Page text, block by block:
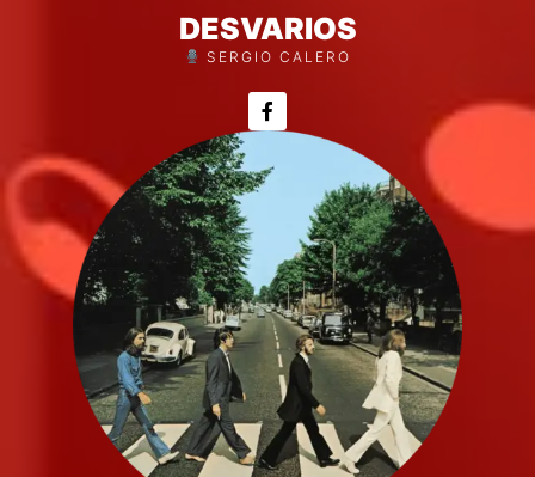
DESVARIOS
SERGIO CALERO